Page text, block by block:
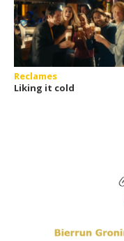
Reclames
Liking it cold